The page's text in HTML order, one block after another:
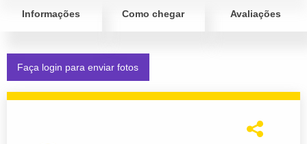
Informações Como chegar Avaliações
Faça login para enviar fotos